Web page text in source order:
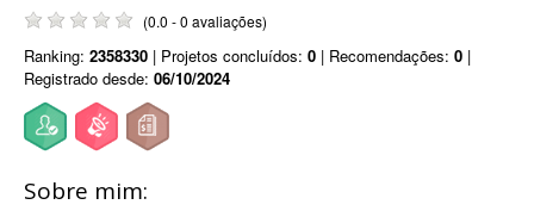
(0.0 - 0 avaliações)
Ranking: 2358330 | Projetos concluídos: 0 | Recomendações: 0 |
Registrado desde: 06/10/2024
Sobre mim: